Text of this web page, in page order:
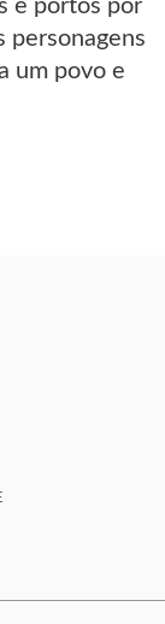
e portos por
personagens
um povo e